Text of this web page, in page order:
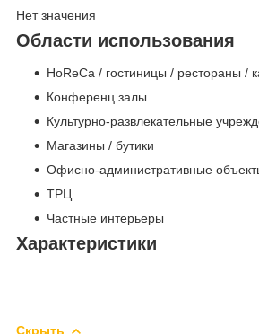
Нет значения
Области использования
HoReCa / гостиницы / рестораны /
Конференц залы
Культурно-развлекательные
Магазины / бутики
Офисно-административные
ТРЦ
Частные интерьеры
Характеристики
Скрыть